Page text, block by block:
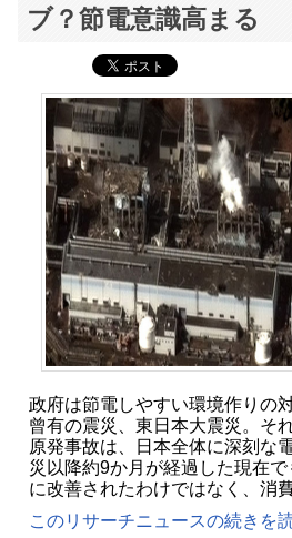
ブ？節電意識高まる
政府は節電しやすい環境作りの
曾有の震災、東日本大震災。そ
原発事故は、日本全体に深刻な
災以降約9か月が経過した現在
に改善されたわけではなく、消
このリサーチニュースの続きを